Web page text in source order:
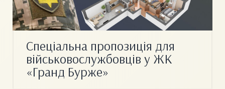
Спеціальна пропозиція для
військовослужбовців у ЖК
«Гранд Бурже»